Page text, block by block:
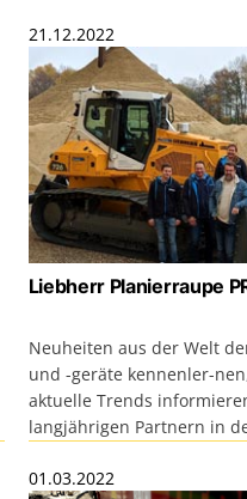
21.12.2022
Liebherr Planierraupe
Neuheiten aus der Welt
und -geräte kennenler-
aktuelle Trends
langjährigen Partnern in
01.03.2022